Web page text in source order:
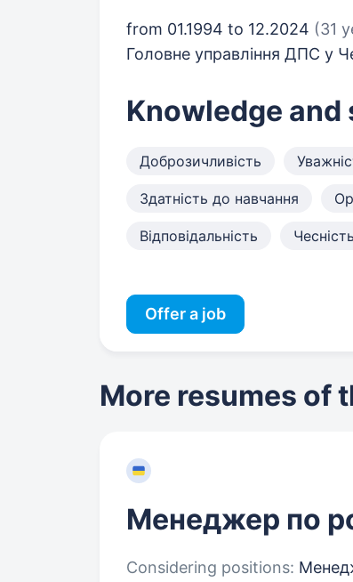
from 01.1994 to 12.2024 (31
Головне управління ДПС у
Knowledge and
Доброзичливість
Здатність до навчання
Відповідальність Чесність
Offer a job
More resumes of
Менеджер по
Considering positions: